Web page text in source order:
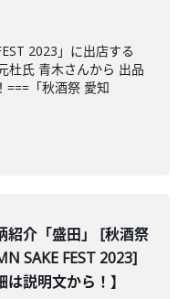
2023」に出店する
杜氏 青木さんから 出品
===「秋酒祭 愛知
紹介「盛田」 [秋酒祭
SAKE FEST 2023]
は説明文から！】